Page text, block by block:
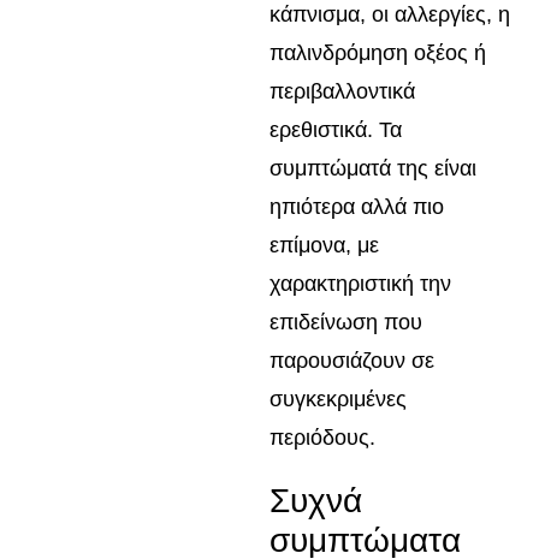
κάπνισμα, οι αλλεργίες, η
παλινδρόμηση οξέος ή
περιβαλλοντικά
ερεθιστικά. Τα
συμπτώματά της είναι
ηπιότερα αλλά πιο
επίμονα, με
χαρακτηριστική την
επιδείνωση που
παρουσιάζουν σε
συγκεκριμένες
περιόδους.
Συχνά
συμπτώματα